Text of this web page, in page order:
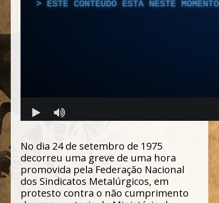
No dia 24 de setembro de 1975
decorreu uma greve de uma hora
promovida pela Federação Nacional
dos Sindicatos Metalúrgicos, em
protesto contra o não cumprimento